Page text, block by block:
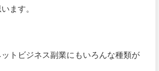
ます。
トビジネス副業にもいろんな種類が